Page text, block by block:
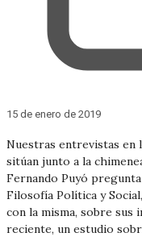
15 de enero de 2019
Nuestras entrevistas en
sitúan junto a la
Fernando Puyó
Filosofía Política y
con la misma, sobre sus
reciente, un estudio